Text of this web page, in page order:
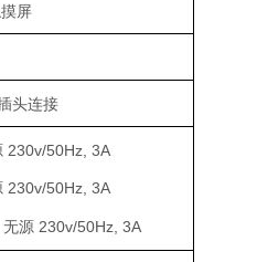
屏
头连接
230v/50Hz, 3A
230v/50Hz, 3A
源 230v/50Hz, 3A